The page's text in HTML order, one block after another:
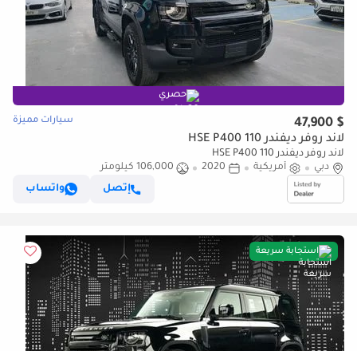
حصري
$ 47,900 سيارات مميزة
لاند روفر ديفندر 110 HSE P400
لاند روفر ديفندر 110 HSE P400
دبي
أمريكية 2020
106,000 كيلومتر
إتصل
واتساب
استجابة سريعة